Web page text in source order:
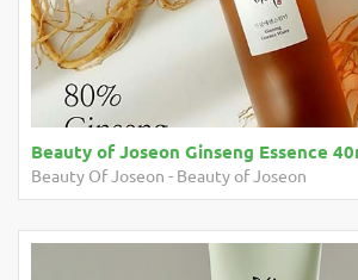
Beauty of Joseon Ginseng Essence
Beauty Of Joseon - Beauty of Joseon